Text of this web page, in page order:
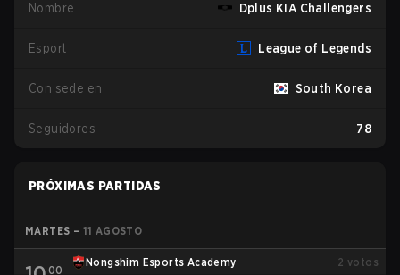
Nombre Dplus KIA Challengers
Esport League of Legends
Con sede en South Korea
Seguidores 78
PRÓXIMAS PARTIDAS
MARTES – 11 AGOSTO
00
Nongshim Esports Academy 2 votos